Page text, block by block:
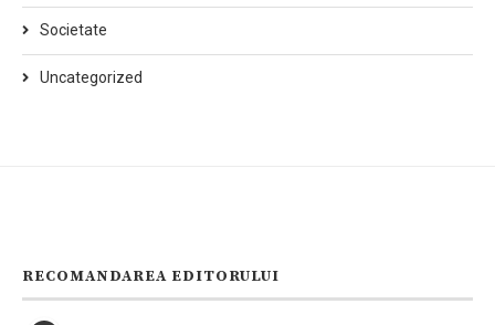
Societate
Uncategorized
RECOMANDAREA EDITORULUI